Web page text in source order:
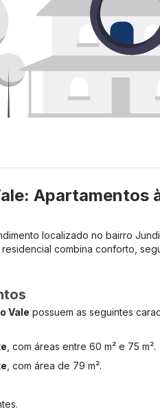
Apartamentos
localizado no bairro
combina conforto,
Vale possuem as seguintes
, com áreas entre 60 m² e 75 m².
, com área de 79 m².